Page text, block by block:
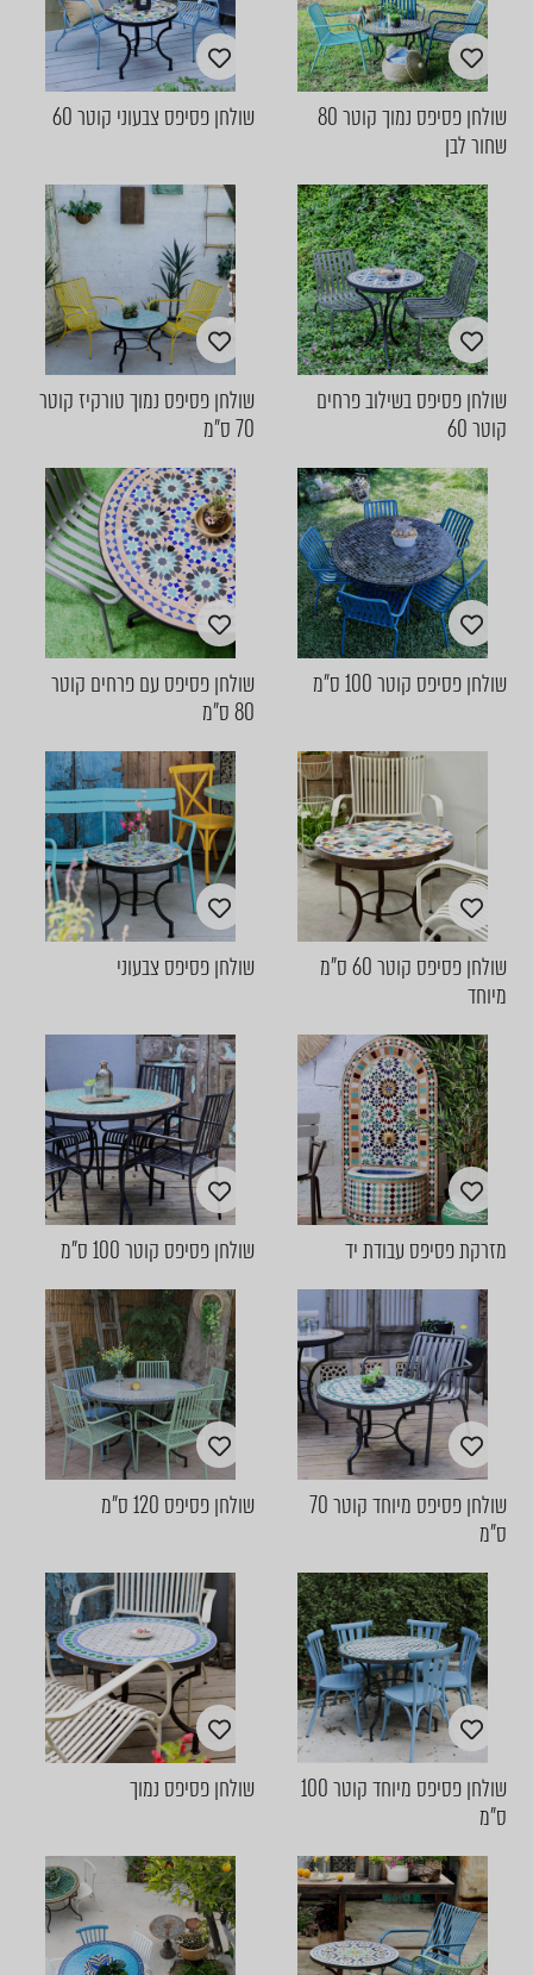
שולחן פסיפס נמוך קוטר 80
שחור לבן
שולחן פסיפס צבעוני קוטר 60
שולחן פסיפס בשילוב פרחים
קוטר 60
שולחן פסיפס נמוך טורקיז קוטר
70 ס״מ
שולחן פסיפס קוטר 100 ס״מ
שולחן פסיפס עם פרחים קוטר
80 ס"מ
שולחן פסיפס קוטר 60 ס"מ
מיוחד
שולחן פסיפס צבעוני
מזרקת פסיפס עבודת יד שולחן פסיפס קוטר 100 ס"מ
שולחן פסיפס מיוחד קוטר 70
ס"מ
שולחן פסיפס 120 ס"מ
שולחן פסיפס מיוחד קוטר 100
ס"מ
שולחן פסיפס נמוך